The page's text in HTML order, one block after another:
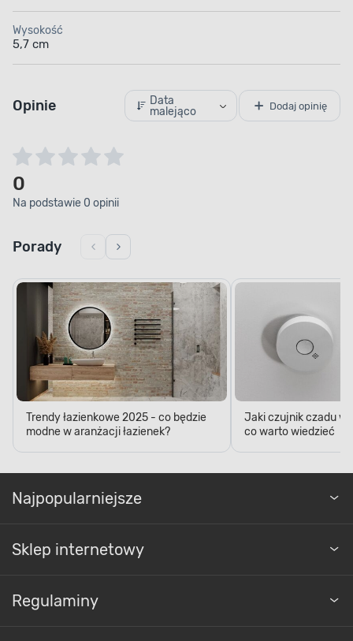
Wysokość
5,7 cm
Opinie
Data
malejąco
Dodaj opinię
0
Na podstawie 0 opinii
Porady
Trendy łazienkowe 2025 - co będzie
modne w aranżacji łazienek?
Jaki czujnik czadu
co warto wiedzieć
Najpopularniejsze
Sklep internetowy
Regulaminy